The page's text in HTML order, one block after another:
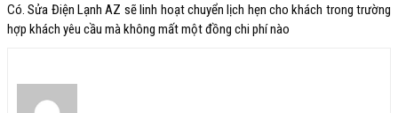
Có. Sửa Điện Lạnh AZ sẽ linh hoạt chuyển lịch hẹn cho khách trong trường
hợp khách yêu cầu mà không mất một đồng chi phí nào